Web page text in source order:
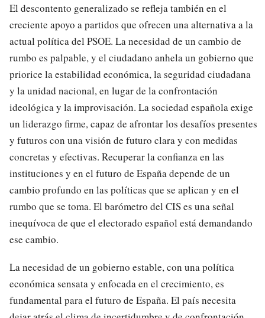
El descontento generalizado se refleja también en el
creciente apoyo a partidos que ofrecen una alternativa a la
actual política del PSOE. La necesidad de un cambio de
rumbo es palpable, y el ciudadano anhela un gobierno que
priorice la estabilidad económica, la seguridad ciudadana
y la unidad nacional, en lugar de la confrontación
ideológica y la improvisación. La sociedad española exige
un liderazgo firme, capaz de afrontar los desafíos presentes
y futuros con una visión de futuro clara y con medidas
concretas y efectivas. Recuperar la confianza en las
instituciones y en el futuro de España depende de un
cambio profundo en las políticas que se aplican y en el
rumbo que se toma. El barómetro del CIS es una señal
inequívoca de que el electorado español está demandando
ese cambio.
La necesidad de un gobierno estable, con una política
económica sensata y enfocada en el crecimiento, es
fundamental para el futuro de España. El país necesita